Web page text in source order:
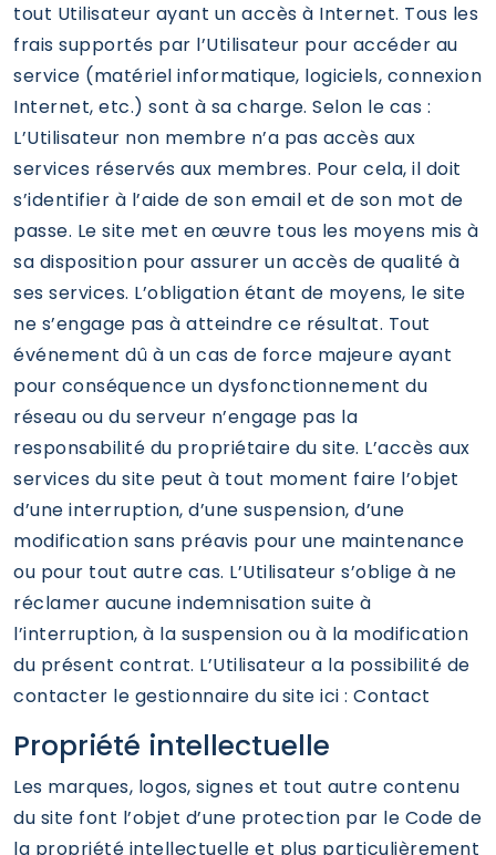
tout Utilisateur ayant un accès à Internet. Tous les
frais supportés par l’Utilisateur pour accéder au
service (matériel informatique, logiciels, connexion
Internet, etc.) sont à sa charge. Selon le cas :
L’Utilisateur non membre n’a pas accès aux
services réservés aux membres. Pour cela, il doit
s’identifier à l’aide de son email et de son mot de
passe. Le site met en œuvre tous les moyens mis à
sa disposition pour assurer un accès de qualité à
ses services. L’obligation étant de moyens, le site
ne s’engage pas à atteindre ce résultat. Tout
événement dû à un cas de force majeure ayant
pour conséquence un dysfonctionnement du
réseau ou du serveur n’engage pas la
responsabilité du propriétaire du site. L’accès aux
services du site peut à tout moment faire l’objet
d’une interruption, d’une suspension, d’une
modification sans préavis pour une maintenance
ou pour tout autre cas. L’Utilisateur s’oblige à ne
réclamer aucune indemnisation suite à
l’interruption, à la suspension ou à la modification
du présent contrat. L’Utilisateur a la possibilité de
contacter le gestionnaire du site ici : Contact
Propriété intellectuelle
Les marques, logos, signes et tout autre contenu
du site font l’objet d’une protection par le Code de
la propriété intellectuelle et plus particulièrement